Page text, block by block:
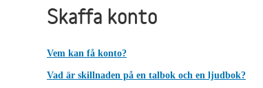
Skaffa konto
Vem kan få konto?
Vad är skillnaden på en talbok och en ljudbok?